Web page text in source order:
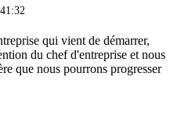
qui vient de démarrer,
du chef d'entreprise et nous
que nous pourrons progresser